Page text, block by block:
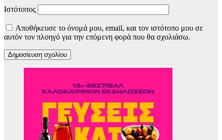
Ιστότοπος
Αποθήκευσε το όνομά μου, email, και τον ιστότοπο μου σε
αυτόν τον πλοηγό για την επόμενη φορά που θα σχολιάσω.